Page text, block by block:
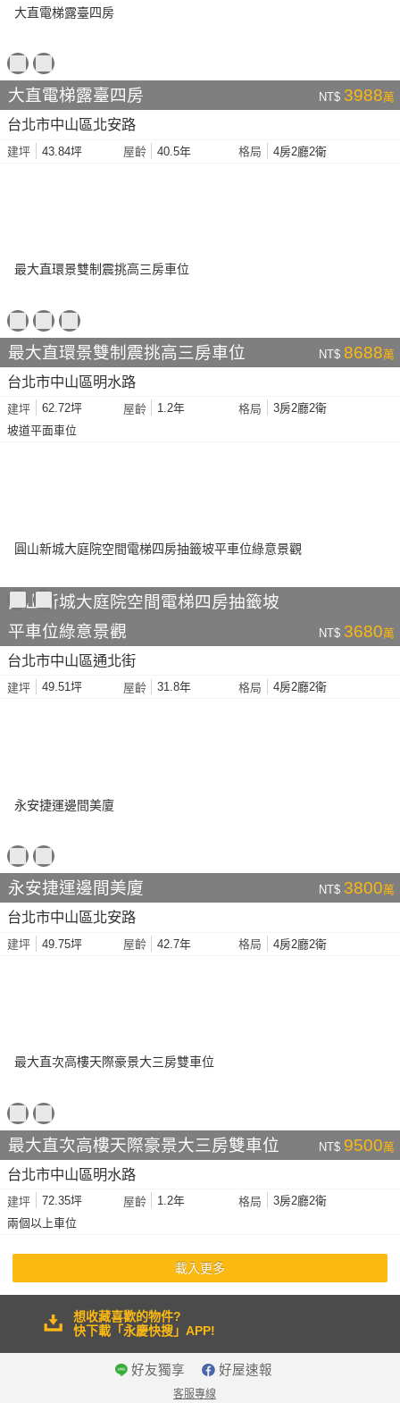
大直電梯露臺四房 NT$ 3988萬
台北市中山區北安路
建坪 43.84坪 屋齡 40.5年 格局 4房2廳2衛
最大直環景雙制震挑高三房車位 NT$ 8688萬
台北市中山區明水路
建坪 62.72坪 屋齡 1.2年 格局
3房2廳2衛
坡道平面車位
圓山新城大庭院空間電梯四房抽籤坡
平車位綠意景觀
NT$ 3680萬
台北市中山區通北街
建坪 49.51坪 屋齡 31.8年 格局 4房2廳2衛
永安捷運邊間美廈 NT$ 3800萬
台北市中山區北安路
建坪 49.75坪 屋齡 42.7年 格局 4房2廳2衛
最大直次高樓天際豪景大三房雙車位 NT$ 9500萬
台北市中山區明水路
建坪 72.35坪 屋齡 1.2年 格局
3房2廳2衛
兩個以上車位
載入更多
想收藏喜歡的物件?
快下載「永慶快搜」APP!
好友獨享 好屋速報
客服專線